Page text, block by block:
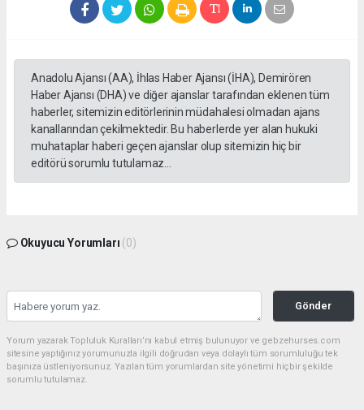
Anadolu Ajansı (AA), İhlas Haber Ajansı (İHA), Demirören
Haber Ajansı (DHA) ve diğer ajanslar tarafından eklenen tüm
haberler, sitemizin editörlerinin müdahalesi olmadan ajans
kanallarından çekilmektedir. Bu haberlerde yer alan hukuki
muhataplar haberi geçen ajanslar olup sitemizin hiç bir
editörü sorumlu tutulamaz...
Okuyucu Yorumları (0)
Gönder
Yorum yazarak Topluluk Kuralları’nı kabul etmiş bulunuyor ve gebzehurses.com
sitesine yaptığınız yorumunuzla ilgili doğrudan veya dolaylı tüm sorumluluğu tek
başınıza üstleniyorsunuz. Yazılan tüm yorumlardan site yönetimi hiçbir şekilde
sorumlu tutulamaz.